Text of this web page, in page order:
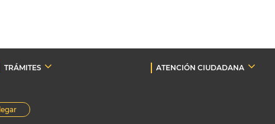
TRÁMITES
ATENCIÓN CIUDADANA